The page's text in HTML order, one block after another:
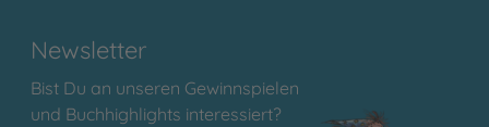
Newsletter
Bist Du an unseren Gewinnspielen
und Buchhighlights interessiert?